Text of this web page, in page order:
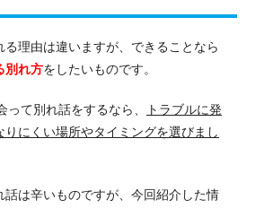
る理由は違いますが、できることなら
別れ方をしたいものです。
って別れ話をするなら、
トラブルに発
りにくい場所やタイミングを選びまし
話は辛いものですが、今回紹介した情